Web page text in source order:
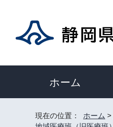
ホーム
現在の位置： ホーム >